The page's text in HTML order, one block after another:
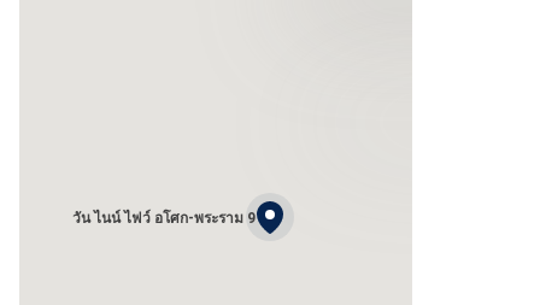
วัน ไนน์ ไฟว์ อโศก-พระราม 9